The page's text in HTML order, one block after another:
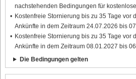
nachstehenden Bedingungen für
Kostenfreie Stornierung bis zu 35 Tage vor
Ankünfte in dem Zeitraum 24.07.2026 bis
Kostenfreie Stornierung bis zu 35 Tage vor
Ankünfte in dem Zeitraum 08.01.2027 bis
Die Bedingungen gelten